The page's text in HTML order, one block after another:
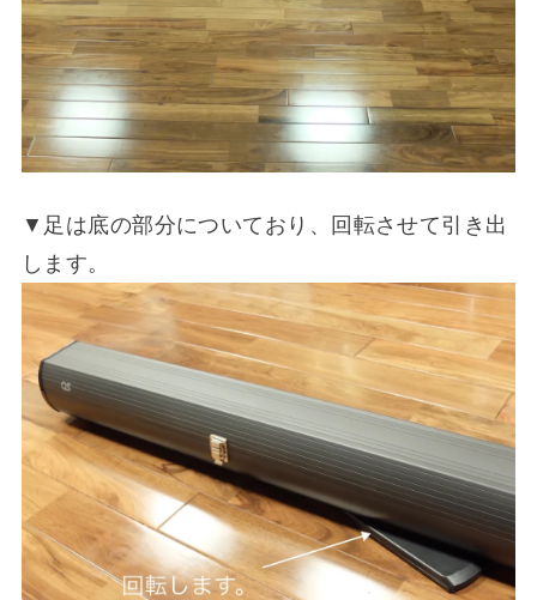
▼足は底の部分についており、回転させて引き出
します。